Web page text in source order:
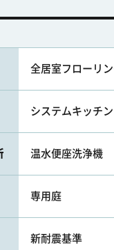
全居室フローリ
システムキッチ
温水便座洗浄機
専用庭
新耐震基準